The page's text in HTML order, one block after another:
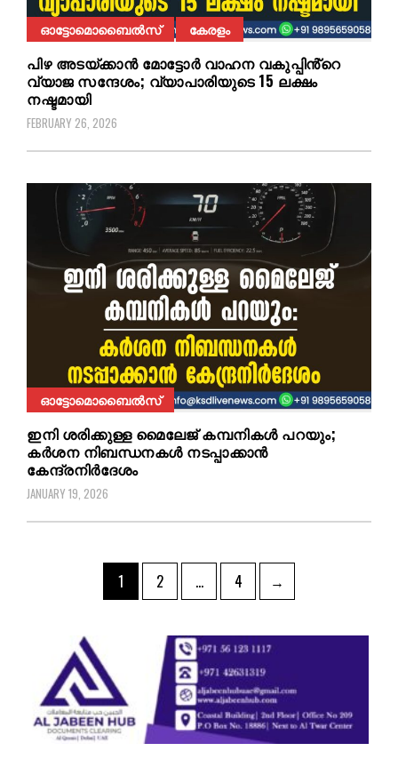
ഓട്ടോമൊബൈൽസ് കേരളം
പിഴ അടയ്ക്കാൻ മോട്ടോർ വാഹന വകുപ്പിൻ്റെ
വ്യാജ സന്ദേശം; വ്യാപാരിയുടെ 15 ലക്ഷം
നഷ്ടമായി
FEBRUARY 26, 2026
ഓട്ടോമൊബൈൽസ്
ഇനി ശരിക്കുള്ള മൈലേജ് കമ്പനികൾ പറയും;
കർശന നിബന്ധനകൾ നടപ്പാക്കാൻ
കേന്ദ്രനിർദേശം
JANUARY 19, 2026
1 2 … 4 →